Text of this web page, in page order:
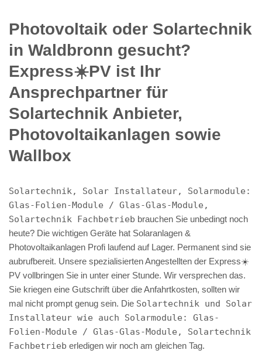
Photovoltaik oder Solartechnik
in Waldbronn gesucht?
Express☀️PV️ ist Ihr
Ansprechpartner für
Solartechnik Anbieter,
Photovoltaikanlagen sowie
Wallbox
Solartechnik, Solar Installateur, Solarmodule:
Glas-Folien-Module / Glas-Glas-Module,
Solartechnik Fachbetrieb brauchen Sie unbedingt noch
heute? Die wichtigen Geräte hat Solaranlagen &
Photovoltaikanlagen Profi laufend auf Lager. Permanent sind sie
aubrufbereit. Unsere spezialisierten Angestellten der Express☀️
PV️ vollbringen Sie in unter einer Stunde. Wir versprechen das.
Sie kriegen eine Gutschrift über die Anfahrtkosten, sollten wir
mal nicht prompt genug sein. Die Solartechnik und Solar
Installateur wie auch Solarmodule: Glas-
Folien-Module / Glas-Glas-Module, Solartechnik
Fachbetrieb erledigen wir noch am gleichen Tag.